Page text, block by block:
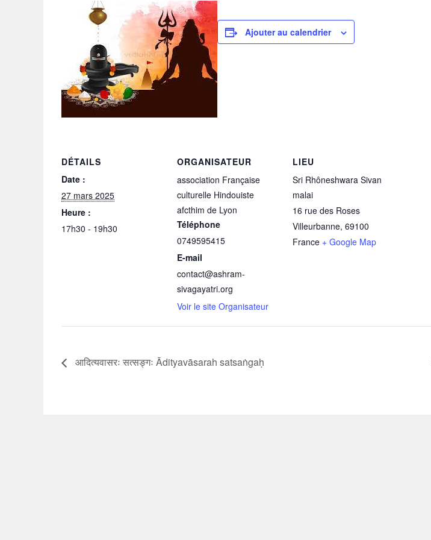
Ajouter au calendrier
DÉTAILS
Date :
27 mars 2025
Heure :
17h30 - 19h30
ORGANISATEUR
association Française
culturelle Hindouiste
afcthim de Lyon
Téléphone
0749595415
E-mail
contact@ashram-
sivagayatri.org
Voir le site Organisateur
LIEU
Sri Rhôneshwara Sivan
malai
16 rue des Roses
Villeurbanne, 69100
France + Google Map
आदित्यवासरः सत्सङ्गः Ādityavāsarah satsaṅgaḥ